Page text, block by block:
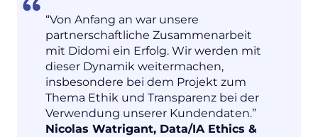
“Von Anfang an war unsere
partnerschaftliche Zusammenarbeit
mit Didomi ein Erfolg. Wir werden mit
dieser Dynamik weitermachen,
insbesondere bei dem Projekt zum
Thema Ethik und Transparenz bei der
Verwendung unserer Kundendaten.”
Nicolas Watrigant, Data/IA Ethics &